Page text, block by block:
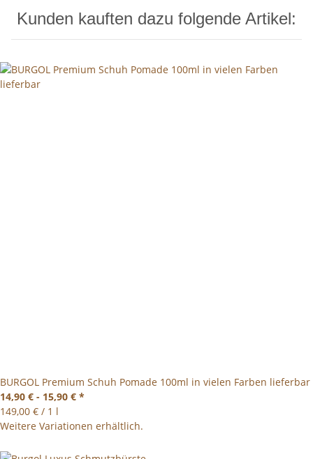
Kunden kauften dazu folgende Artikel:
BURGOL Premium Schuh Pomade 100ml in vielen Farben lieferbar
14,90 € - 15,90 € *
149,00 € / 1 l
Weitere Variationen erhältlich.